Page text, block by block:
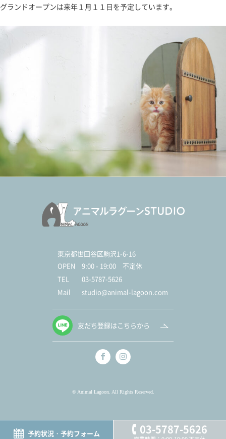
グランドオープンは来年１月１１日を予定しています。
東京都世田谷区駒沢1-6-16
OPEN
9:00 - 19:00 不定休
TEL
03-5787-5626
Mail
studio@animal-lagoon.com
友だち登録はこちらから
© Animal Lagoon. All Rights Reserved.
予約状況・予約フォーム 03-5787-5626